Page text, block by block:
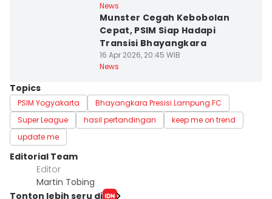
News
Munster Cegah Kebobolan
Cepat, PSIM Siap Hadapi
Transisi Bhayangkara
16 Apr 2026, 20:45 WIB
News
Topics
PSIM Yogyakarta
Bhayangkara Presisi Lampung FC
Super League
hasil pertandingan
keep me on trend
update me
Editorial Team
Editor
Martin Tobing
Tonton lebih seru di